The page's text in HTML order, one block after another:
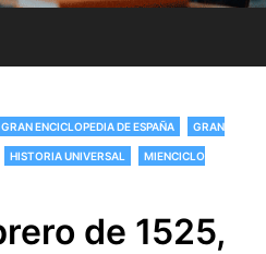
GRAN ENCICLOPEDIA DE ESPAÑA GRAN
HISTORIA UNIVERSAL MIENCICLO
de 1525,